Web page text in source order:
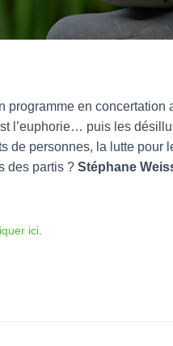
programme en concertation
l’euphorie… puis les
de personnes, la lutte pour
des partis ? Stéphane
ici